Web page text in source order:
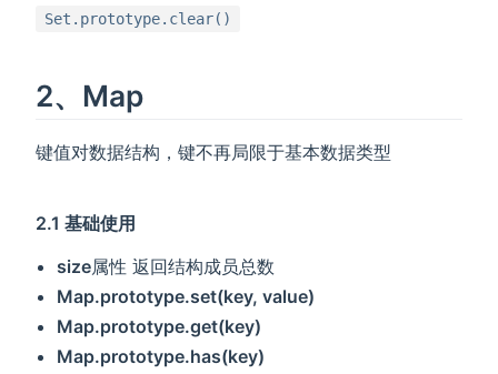
Set.prototype.clear()
2、Map
键值对数据结构，键不再局限于基本数据类型
2.1 基础使用
size属性 返回结构成员总数
Map.prototype.set(key, value)
Map.prototype.get(key)
Map.prototype.has(key)